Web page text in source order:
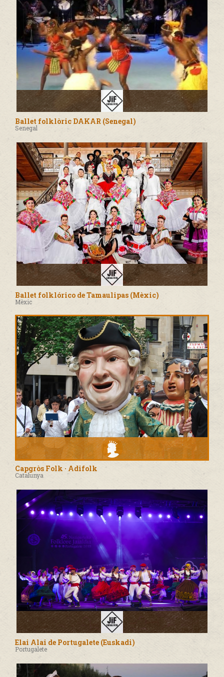
Ballet folklòric DAKAR (Senegal)
Senegal
Ballet folklórico de Tamaulipas (Mèxic)
Mèxic
Capgròs Folk · Adifolk
Catalunya
Elai Alai de Portugalete (Euskadi)
Portugalete